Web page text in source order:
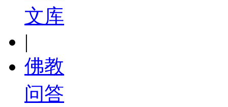
文库
|
佛教
问答